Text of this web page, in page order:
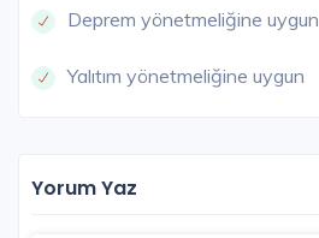
Deprem yönetmeliğine uygun
Yalıtım yönetmeliğine uygun
Yorum Yaz